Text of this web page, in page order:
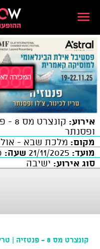
אירוע:
ופסנתר
מקום: מלכת שבא -
מועד:
שעה:
סוג אירוע: ישיבה
קונצרט מס 8 - פנטזיה | טריו לכינור, צ'לו ופסנתר